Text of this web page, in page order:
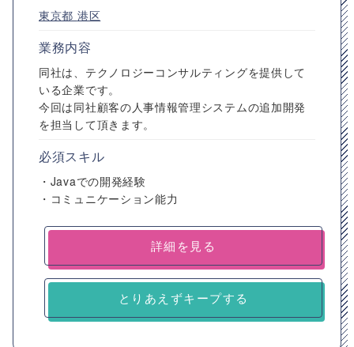
東京都 港区
業務内容
同社は、テクノロジーコンサルティングを提供して
いる企業です。
今回は同社顧客の人事情報管理システムの追加開発
を担当して頂きます。
必須スキル
・Javaでの開発経験
・コミュニケーション能力
詳細を見る
とりあえずキープする